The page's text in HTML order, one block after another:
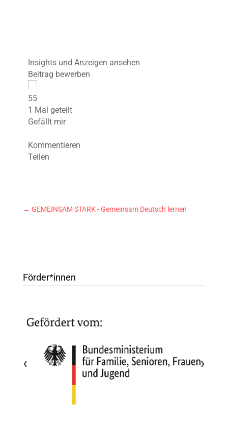
Insights und Anzeigen ansehen
Beitrag bewerben
55
1 Mal geteilt
Gefällt mir
Kommentieren
Teilen
← GEMEINSAM STARK - Gemeinsam Deutsch lernen
Förder*innen
‹ ›